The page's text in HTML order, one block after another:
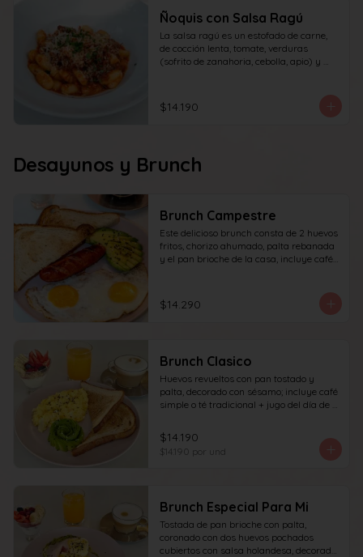
Ñoquis con Salsa Ragú
La salsa ragú es un estofado de carne,
de cocción lenta, tomate, verduras
(sofrito de zanahoria, cebolla, apio) y
$14.190
Desayunos y Brunch
Brunch Campestre
Este delicioso brunch consta de 2 huevos
fritos, chorizo ahumado, palta rebanada
y el pan brioche de la casa, incluye café
$1.000 adicionales) + yogur griego con
granola y frutas de estación.
$14.290
Brunch Clasico
Huevos revueltos con pan tostado y
palta, decorado con sésamo; incluye café
simple o té tradicional + jugo del día de
$1.000 adicionales), + yogur griego con
granola y frutas de estación.
$14.190
$14.190 por und
Brunch Especial Para Mi
Tostada de pan brioche con palta,
coronado con dos huevos pochados
cubiertos con salsa holandesa, decorado